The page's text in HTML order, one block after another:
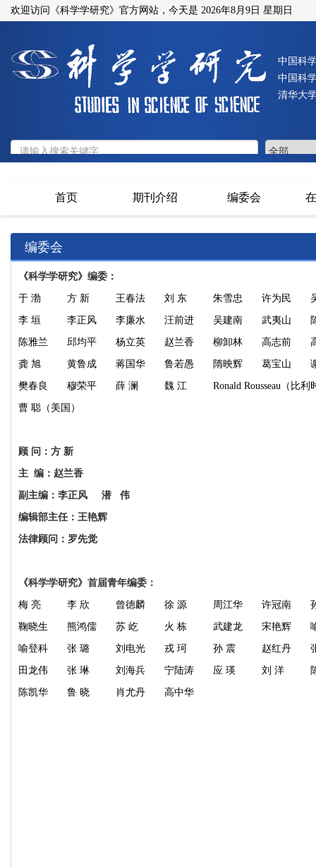
欢迎访问《科学学研究》官方网站，今天是 2026年8月9日 星期日
中国科
中国科
清华大
首页 期刊介绍 编委会
编委会
《科学学研究》编委：
于 渤 方 新 王春法 刘 东 朱雪忠 许为民
李 垣 李正风 李廉水 汪前进 吴建南 武夷山
陈雅兰 邱均平 杨立英 赵兰香 柳卸林 高志前
龚 旭 黄鲁成 蒋国华 鲁若愚 隋映辉 葛宝山
樊春良 穆荣平 薛 澜 魏 江 Ronald Rousseau （ 比利
曹 聪 （ 美国 ）
顾 问：方 新
主 编：赵兰香
副主编：李正风 潜 伟
编辑部主任：王艳辉
法律顾问：罗先觉
《科学学研究》首届青年编委：
梅 亮 李 欣 曾德麟 徐 源 周江华 许冠南
鞠晓生 熊鸿儒 苏 屹 火 栋 武建龙 宋艳辉
喻登科 张 璐 刘电光 戎 珂 孙 震 赵红丹
田龙伟 张 琳 刘海兵 宁陆涛 应 瑛 刘 洋
陈凯华 鲁 晓 肖尤丹 高中华